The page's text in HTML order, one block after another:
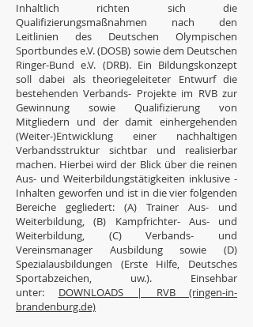
Inhaltlich richten sich die
Qualifizierungsmaßnahmen nach den
Leitlinien des Deutschen Olympischen
Sportbundes e.V. (DOSB) sowie dem Deutschen
Ringer-Bund e.V. (DRB). Ein Bildungskonzept
soll dabei als theoriegeleiteter Entwurf die
bestehenden Verbands- Projekte im RVB zur
Gewinnung sowie Qualifizierung von
Mitgliedern und der damit einhergehenden
(Weiter-)Entwicklung einer nachhaltigen
Verbandsstruktur sichtbar und realisierbar
machen. Hierbei wird der Blick über die reinen
Aus- und Weiterbildungstätigkeiten inklusive -
Inhalten geworfen und ist in die vier folgenden
Bereiche gegliedert: (A) Trainer Aus- und
Weiterbildung, (B) Kampfrichter- Aus- und
Weiterbildung, (C) Verbands- und
Vereinsmanager Ausbildung sowie (D)
Spezialausbildungen (Erste Hilfe, Deutsches
Sportabzeichen, uw.). Einsehbar
unter: DOWNLOADS | RVB (ringen-in-
brandenburg.de)